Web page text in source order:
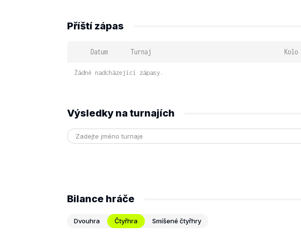
Příští zápas
Datum Turnaj Kolo
Žádné nadcházející zápasy.
Výsledky na turnajích
Bilance hráče
Dvouhra Čtyřhra Smíšené čtyřhry